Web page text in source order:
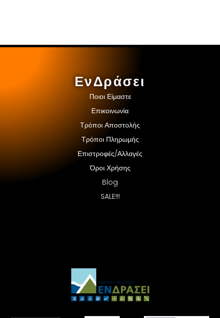
ΕνΔράσει
Ποιοι Είμαστε
Επικοινωνία
Τρόποι Αποστολής
Τρόποι Πληρωμής
Επιστροφές/Αλλαγές
Όροι Χρήσης
Blog
SALE!!!